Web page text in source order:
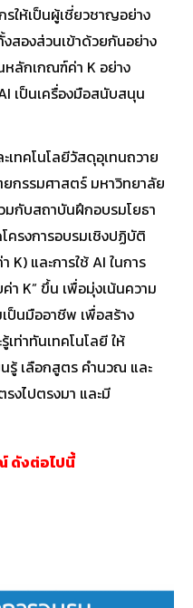
ให้เป็นผู้เชี่ยวชาญอย่าง
สองส่วนเข้าด้วยกันอย่าง
หลักเกณฑ์ค่า K อย่าง
เป็นเครื่องมือสนับสนุน
ทคโนโลยีวัสดุอุเทนถวาย
กรรมศาสตร์ มหาวิทยาลัย
มกับสถาบันฝึกอบรมโยธา
ครงการอบรมเชิงปฏิบัติ
และการใช้ AI ในการ
K” ขึ้น เพื่อมุ่งเน้นความ
เป็นมืออาชีพ เพื่อสร้าง
ท่าทันเทคโนโลยี ให้
นรู้ เลือกสูตร คำนวณ และ
งไปตรงมา และมี
ดังต่อไปนี้